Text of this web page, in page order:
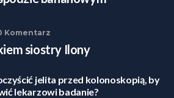
Komentarz
siostry Ilony
jelita przed kolonoskopią, by
lekarzowi badanie?